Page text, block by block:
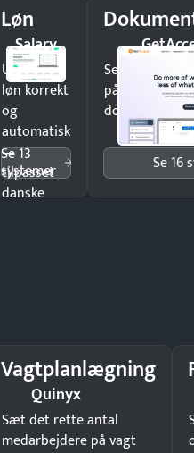
Løn
Salary
Udbetal
løn korrekt
og
automatisk
—
tilpasset
danske
Se 13
systemer
Send
på minutter
dokumenter.
Se 16
Vagtplanlægning
Quinyx
Sæt det rette antal
medarbejdere på vagt